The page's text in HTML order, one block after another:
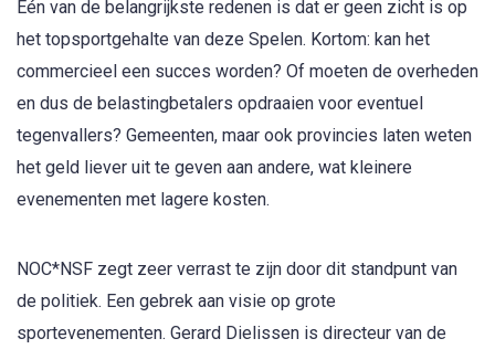
Eén van de belangrijkste redenen is dat er geen zicht is op
het topsportgehalte van deze Spelen. Kortom: kan het
commercieel een succes worden? Of moeten de overheden
en dus de belastingbetalers opdraaien voor eventuel
tegenvallers? Gemeenten, maar ook provincies laten weten
het geld liever uit te geven aan andere, wat kleinere
evenementen met lagere kosten.
NOC*NSF zegt zeer verrast te zijn door dit standpunt van
de politiek. Een gebrek aan visie op grote
sportevenementen. Gerard Dielissen is directeur van de